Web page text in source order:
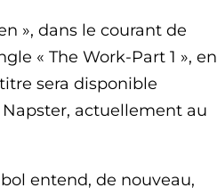
», dans le courant de
« The Work-Part 1 », en
sera disponible
actuellement au
entend, de nouveau,